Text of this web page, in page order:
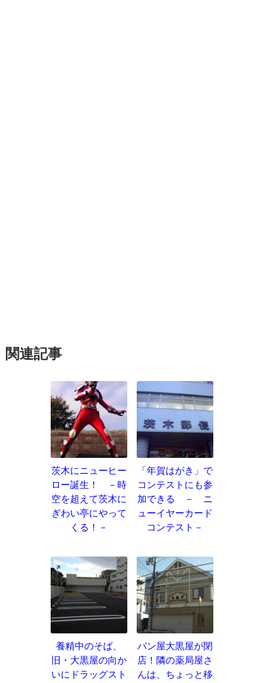
関連記事
茨木にニューヒー
ロー誕生！ －時
空を超えて茨木に
ぎわい亭にやって
くる！－
「年賀はがき」で
コンテストにも参
加できる － ニ
ューイヤーカード
コンテスト－
養精中のそば、
旧・大黒屋の向か
いにドラッグスト
パン屋大黒屋が閉
店！隣の薬局屋さ
んは、ちょっと移